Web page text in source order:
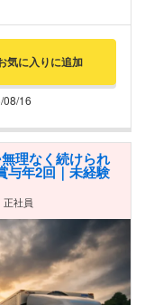
気に入りに追加
08/16
理なく続けられ
与年2回｜未経験
社員